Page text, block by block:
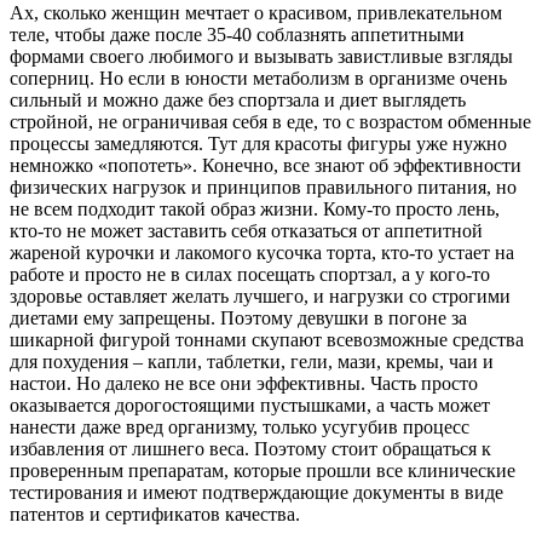
Ах, сколько женщин мечтает о красивом, привлекательном
теле, чтобы даже после 35-40 соблазнять аппетитными
формами своего любимого и вызывать завистливые взгляды
соперниц. Но если в юности метаболизм в организме очень
сильный и можно даже без спортзала и диет выглядеть
стройной, не ограничивая себя в еде, то с возрастом обменные
процессы замедляются. Тут для красоты фигуры уже нужно
немножко «попотеть». Конечно, все знают об эффективности
физических нагрузок и принципов правильного питания, но
не всем подходит такой образ жизни. Кому-то просто лень,
кто-то не может заставить себя отказаться от аппетитной
жареной курочки и лакомого кусочка торта, кто-то устает на
работе и просто не в силах посещать спортзал, а у кого-то
здоровье оставляет желать лучшего, и нагрузки со строгими
диетами ему запрещены. Поэтому девушки в погоне за
шикарной фигурой тоннами скупают всевозможные средства
для похудения – капли, таблетки, гели, мази, кремы, чаи и
настои. Но далеко не все они эффективны. Часть просто
оказывается дорогостоящими пустышками, а часть может
нанести даже вред организму, только усугубив процесс
избавления от лишнего веса. Поэтому стоит обращаться к
проверенным препаратам, которые прошли все клинические
тестирования и имеют подтверждающие документы в виде
патентов и сертификатов качества.